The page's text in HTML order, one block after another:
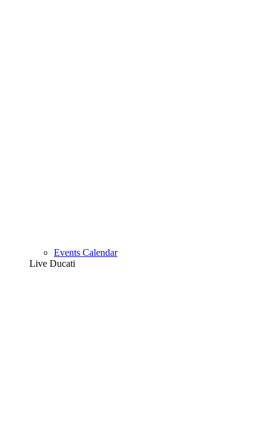
Events Calendar
Live Ducati